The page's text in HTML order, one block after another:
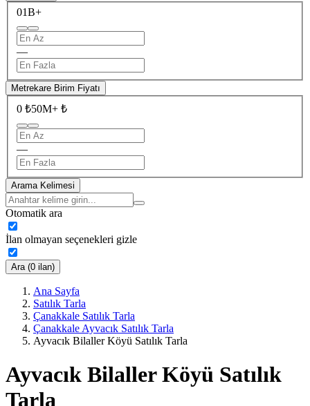
01B+
—
Metrekare Birim Fiyatı
0 ₺50M+ ₺
—
Arama Kelimesi
Otomatik ara
İlan olmayan seçenekleri gizle
Ara (0 ilan)
Ana Sayfa
Satılık Tarla
Çanakkale Satılık Tarla
Çanakkale Ayvacık Satılık Tarla
Ayvacık Bilaller Köyü Satılık Tarla
Ayvacık Bilaller Köyü Satılık
Tarla